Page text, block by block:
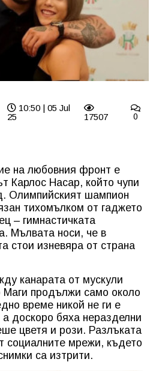
10:50 | 05 Jul
25
17507 0
на любовния фронт е
Карлос Насар, който чупи
Олимпийският шампион
тихомълком от гаджето
– гимнастичката
Мълвата носи, че в
стои изневяра от страна
канарата от мускули
Маги продължи само около
време никой не ги е
доскоро бяха неразделни
цветя и рози. Разлъката
социалните мрежи, където
са изтрити.